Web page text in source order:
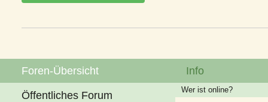
Foren-Übersicht
Öffentliches Forum
Info
Wer ist online?